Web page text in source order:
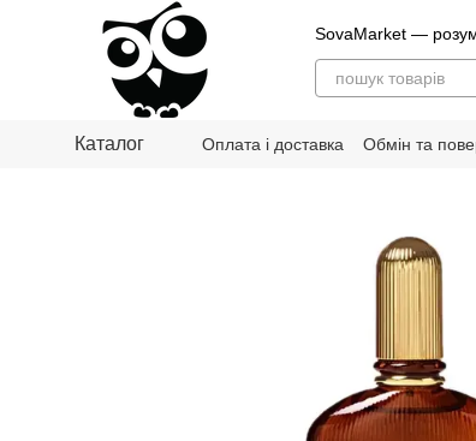
Перейти до основного контенту
SovaMarket —
Каталог Оплата і доставка Обмін та